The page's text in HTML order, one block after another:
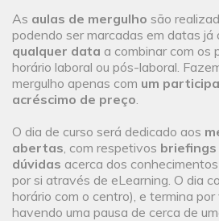
As aulas de mergulho são
podendo ser marcadas em datas já
qualquer data a combinar com os
horário laboral ou pós-laboral.
mergulho apenas com um
acréscimo de preço.
O dia de curso será dedicado aos
abertas, com respetivos briefings
dúvidas acerca dos
por si através de eLearning. O dia
horário com o centro), e termina
havendo uma pausa de cerca de